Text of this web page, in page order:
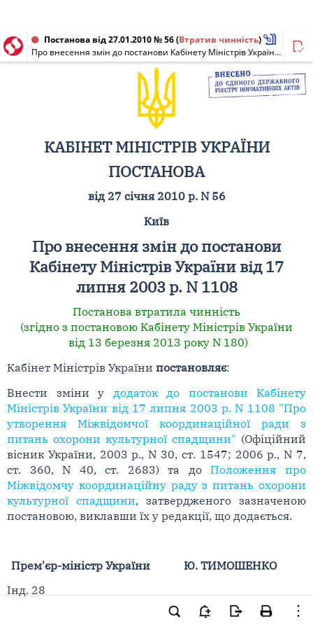
Постанова від 27.01.2010 № 56(Втратив чинність)
Про внесення змін до постанови Кабінету Міністрів України від 17 липня 2003 р. N 1108